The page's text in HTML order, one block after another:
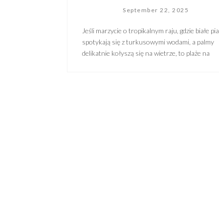
September 22, 2025
Jeśli marzycie o tropikalnym raju, gdzie białe
spotykają się z turkusowymi wodami, a palmy
delikatnie kołyszą się na wietrze, to plaże na